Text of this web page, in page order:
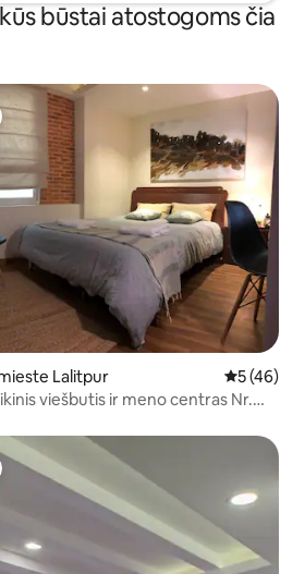
būstai atostogoms čia
Lalitpur Vidutinis
5 (46)
viešbutis ir meno centras Nr.